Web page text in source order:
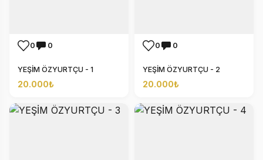
0 0
YEŞİM ÖZYURTÇU - 1
20.000₺
0 0
YEŞİM ÖZYURTÇU - 2
20.000₺